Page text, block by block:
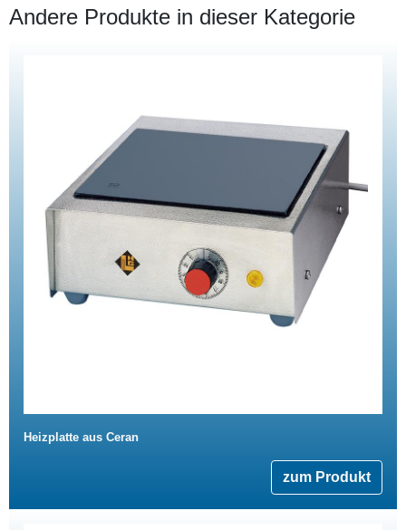
Andere Produkte in dieser Kategorie
Heizplatte aus Ceran
zum Produkt